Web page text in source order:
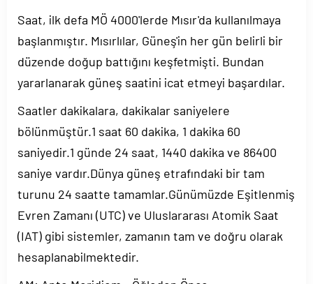
Saat, ilk defa MÖ 4000'lerde Mısır'da kullanılmaya
başlanmıştır. Mısırlılar, Güneş'in her gün belirli bir
düzende doğup battığını keşfetmişti. Bundan
yararlanarak güneş saatini icat etmeyi başardılar.
Saatler dakikalara, dakikalar saniyelere
bölünmüştür.1 saat 60 dakika, 1 dakika 60
saniyedir.1 günde 24 saat, 1440 dakika ve 86400
saniye vardır.Dünya güneş etrafındaki bir tam
turunu 24 saatte tamamlar.Günümüzde Eşitlenmiş
Evren Zamanı (UTC) ve Uluslararası Atomik Saat
(IAT) gibi sistemler, zamanın tam ve doğru olarak
hesaplanabilmektedir.